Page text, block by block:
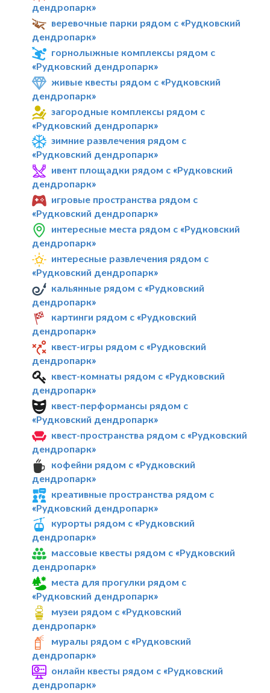
дендропарк»
веревочные парки рядом с «Рудковский
дендропарк»
горнолыжные комплексы рядом с
«Рудковский дендропарк»
живые квесты рядом с «Рудковский
дендропарк»
загородные комплексы рядом с
«Рудковский дендропарк»
зимние развлечения рядом с
«Рудковский дендропарк»
ивент площадки рядом с «Рудковский
дендропарк»
игровые пространства рядом с
«Рудковский дендропарк»
интересные места рядом с «Рудковский
дендропарк»
интересные развлечения рядом с
«Рудковский дендропарк»
кальянные рядом с «Рудковский
дендропарк»
картинги рядом с «Рудковский
дендропарк»
квест-игры рядом с «Рудковский
дендропарк»
квест-комнаты рядом с «Рудковский
дендропарк»
квест-перформансы рядом с
«Рудковский дендропарк»
квест-пространства рядом с «Рудковский
дендропарк»
кофейни рядом с «Рудковский
дендропарк»
креативные пространства рядом с
«Рудковский дендропарк»
курорты рядом с «Рудковский
дендропарк»
массовые квесты рядом с «Рудковский
дендропарк»
места для прогулки рядом с
«Рудковский дендропарк»
музеи рядом с «Рудковский
дендропарк»
муралы рядом с «Рудковский
дендропарк»
онлайн квесты рядом с «Рудковский
дендропарк»